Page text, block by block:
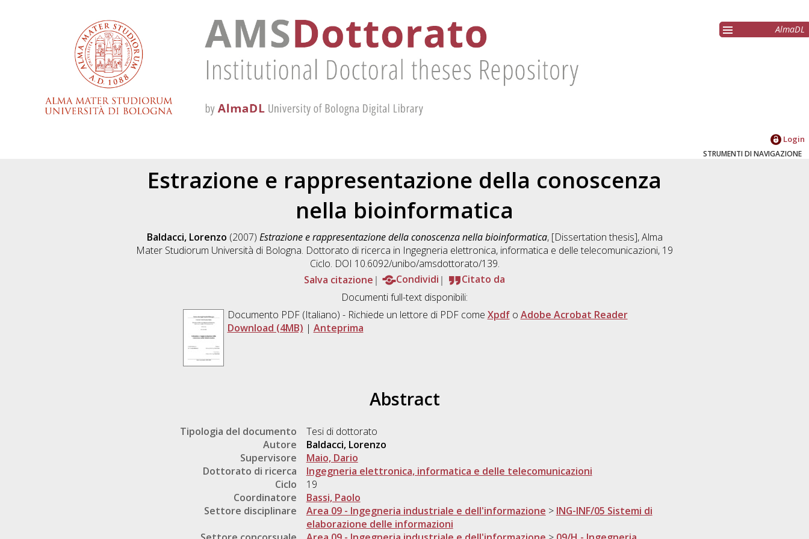
AlmaDL
Login
STRUMENTI DI NAVIGAZIONE
Estrazione e rappresentazione della conoscenza
nella bioinformatica
Baldacci, Lorenzo (2007) Estrazione e rappresentazione della conoscenza nella bioinformatica, [Dissertation thesis], Alma
Mater Studiorum Università di Bologna. Dottorato di ricerca in Ingegneria elettronica, informatica e delle telecomunicazioni, 19
Ciclo. DOI 10.6092/unibo/amsdottorato/139.
Salva citazione
Condividi
Citato da
Documenti full-text disponibili:
Documento PDF(Italiano) - Richiede un lettore di PDF come Xpdfo Adobe Acrobat Reader
Download (4MB) | Anteprima
Abstract
Tipologia del documento
Tesi di dottorato
Autore
Baldacci, Lorenzo
Supervisore
Maio, Dario
Dottorato di ricerca
Ingegneria elettronica, informatica e delle telecomunicazioni
Ciclo
19
Coordinatore
Bassi, Paolo
Settore disciplinare
Area 09 - Ingegneria industriale e dell'informazione > ING-INF/05 Sistemi di
elaborazione delle informazioni